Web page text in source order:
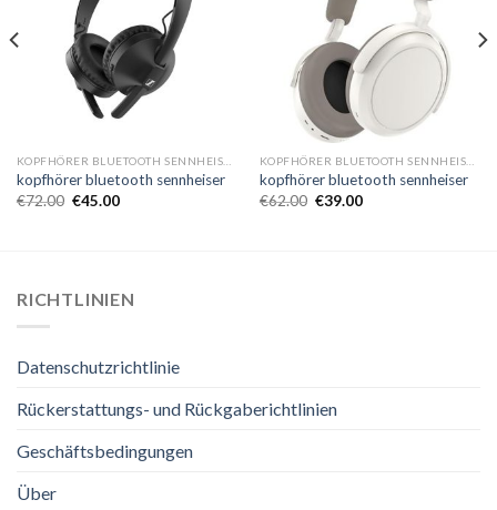
kopfhörer bluetooth sennheiser
€72.00 €45.00
kopfhörer bluetooth sennheiser
€62.00 €39.00
RICHTLINIEN
Datenschutzrichtlinie
Rückerstattungs- und Rückgaberichtlinien
Geschäftsbedingungen
Über